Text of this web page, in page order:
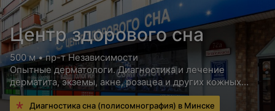
Центр здорового сна
500 м • пр-т Независимости
Опытные дерматологи. Диагностика и лечение
дерматита, экземы, акне, розацеа и других кожных
заболеваний
Диагностика сна (полисомнография) в Минске